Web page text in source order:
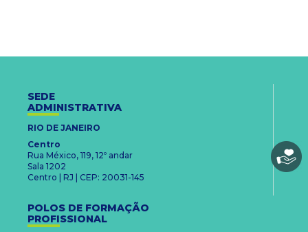
SEDE
ADMINISTRATIVA
RIO DE JANEIRO
Centro
Rua México, 119, 12º andar
Sala 1202
Centro | RJ | CEP: 20031-145
POLOS DE FORMAÇÃO
PROFISSIONAL